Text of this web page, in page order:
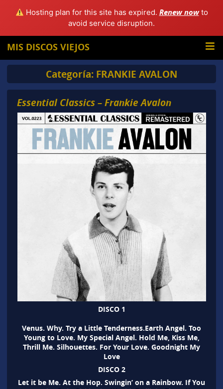
Hosting plan for this site has expired. Renew nowto
avoid service disruption.
MIS DISCOS VIEJOS
Categoría: FRANKIE AVALON
Essential Classics – Frankie Avalon
DISCO 1
Venus. Why. Try a Little Tenderness.Earth Angel. Too
Young to Love. My Special Angel. Hold Me, Kiss Me,
Thrill Me. Silhouettes. For Your Love. Goodnight My
Love
DISCO 2
Let it be Me. At the Hop. Swingin’ on a Rainbow. If You